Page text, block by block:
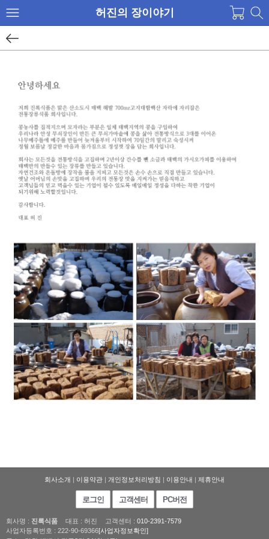
허진의 장이야기
회사소개 | 이용약관 | 개인정보처리방침 | 이용안내 | 제휴안내
로그인 고객센터 PC버전
회사명 : 진록식품 대표 : 허진 고객센터 : 010-2391-7579
사업자등록번호 : 222-90-69366[사업자정보확인]